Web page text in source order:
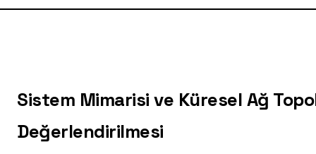
Sistem Mimarisi ve Küresel Ağ
Değerlendirilmesi